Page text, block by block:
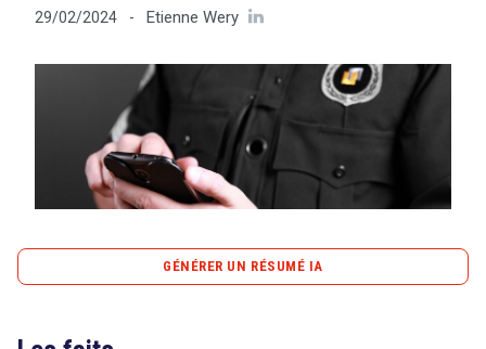
Rechercher
CONTACT
29/02/2024 - Etienne Wery
GÉNÉRER UN RÉSUMÉ IA